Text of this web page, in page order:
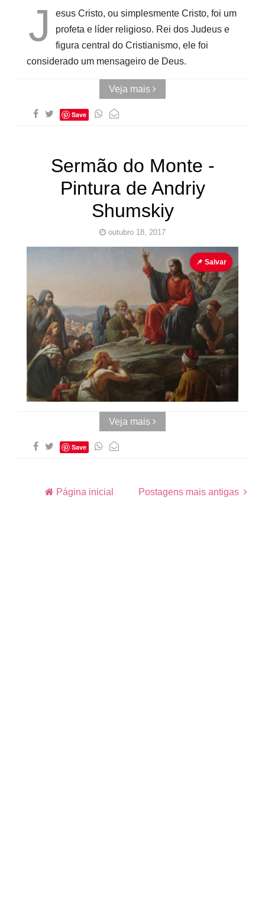
J
esus Cristo, ou simplesmente Cristo, foi um
profeta e líder religioso. Rei dos Judeus e
figura central do Cristianismo, ele foi
considerado um mensageiro de Deus.
Veja mais
Save
Sermão do Monte -
Pintura de Andriy
Shumskiy
outubro 18, 2017
Cubo ao
Quadrado
📌 Salvar
Veja mais
Save
Postagens mais antigas
Página inicial